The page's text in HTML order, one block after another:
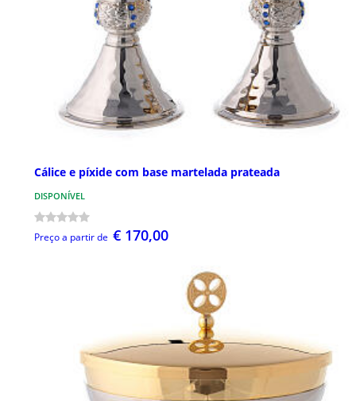
Cálice e píxide com base martelada prateada
DISPONÍVEL
Preço a partir de € 170,00